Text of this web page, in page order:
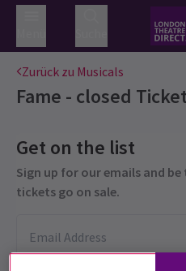
Zurück zu Musicals
Fame - closed
Get on the list
Sign up for our emails and
tickets go on sale.